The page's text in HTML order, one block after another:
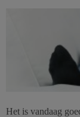
Het is vandaag